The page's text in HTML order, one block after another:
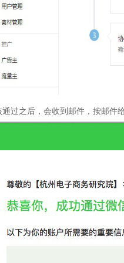
通过之后，会收到邮件，按邮件